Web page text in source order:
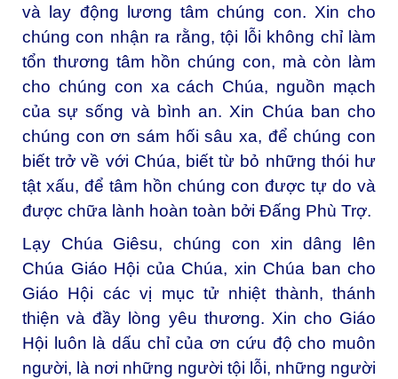
và lay động lương tâm chúng con. Xin cho
chúng con nhận ra rằng, tội lỗi không chỉ làm
tổn thương tâm hồn chúng con, mà còn làm
cho chúng con xa cách Chúa, nguồn mạch
của sự sống và bình an. Xin Chúa ban cho
chúng con ơn sám hối sâu xa, để chúng con
biết trở về với Chúa, biết từ bỏ những thói hư
tật xấu, để tâm hồn chúng con được tự do và
được chữa lành hoàn toàn bởi Đấng Phù Trợ.
Lạy Chúa Giêsu, chúng con xin dâng lên
Chúa Giáo Hội của Chúa, xin Chúa ban cho
Giáo Hội các vị mục tử nhiệt thành, thánh
thiện và đầy lòng yêu thương. Xin cho Giáo
Hội luôn là dấu chỉ của ơn cứu độ cho muôn
người, là nơi những người tội lỗi, những người